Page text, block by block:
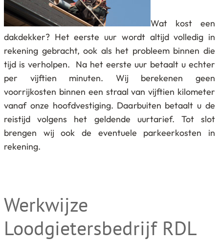
Wat kost een
dakdekker? Het eerste uur wordt altijd volledig in
rekening gebracht, ook als het probleem binnen die
tijd is verholpen. Na het eerste uur betaalt u echter
per vijftien minuten. Wij berekenen geen
voorrijkosten binnen een straal van vijftien kilometer
vanaf onze hoofdvestiging. Daarbuiten betaalt u de
reistijd volgens het geldende uurtarief. Tot slot
brengen wij ook de eventuele parkeerkosten in
rekening.
Werkwijze
Loodgietersbedrijf RDL